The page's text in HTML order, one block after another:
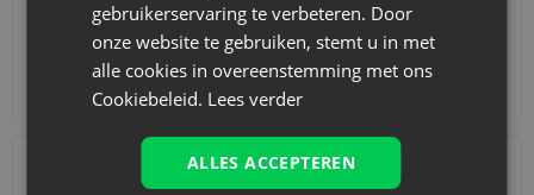
Katoenen zakjes
gebruikerservaring te verbeteren. Door
onze website te gebruiken, stemt u in met
alle cookies in overeenstemming met ons
Cookiebeleid. Lees verder
ALLES ACCEPTEREN